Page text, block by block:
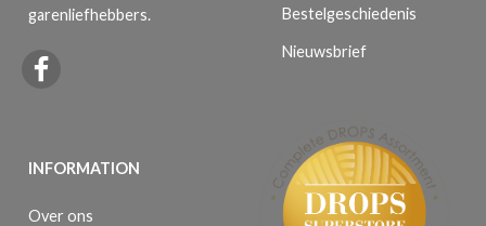
garenliefhebbers.
INFORMATION
Over ons
Bestelgeschiedenis
Nieuwsbrief